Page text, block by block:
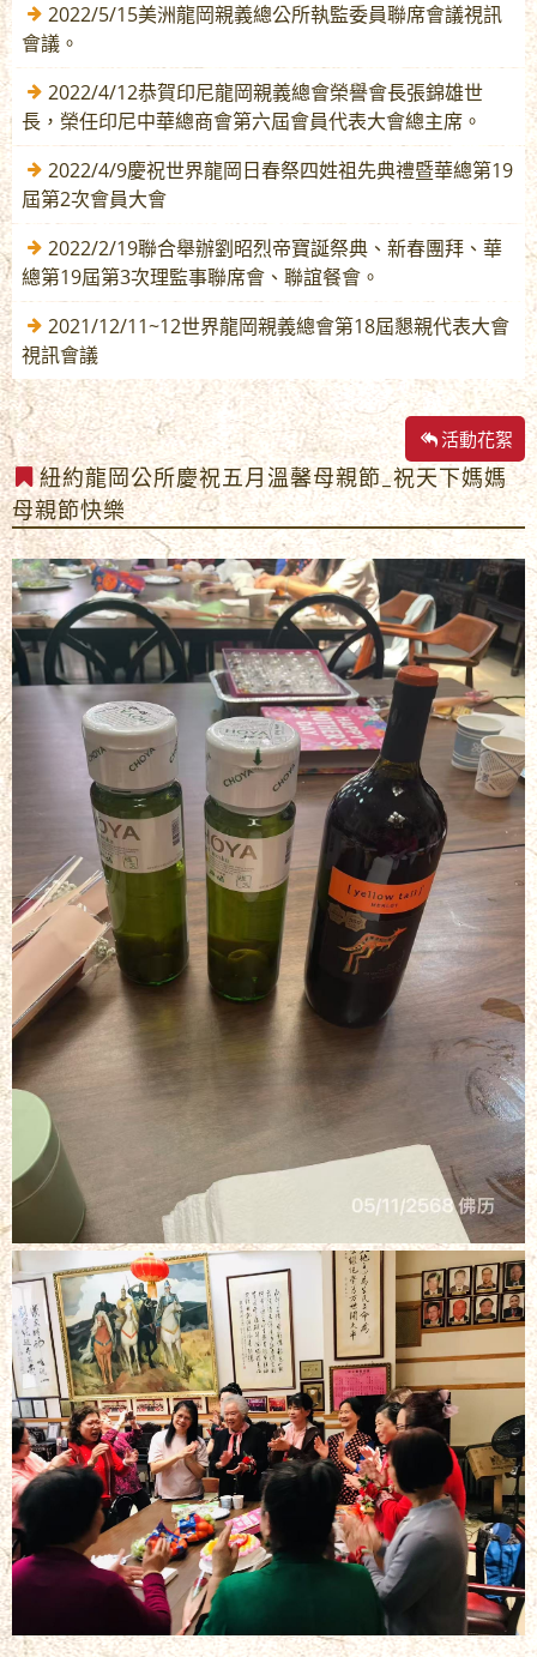
2022/5/15美洲龍岡親義總公所執監委員聯席會議視訊
會議。
2022/4/12恭賀印尼龍岡親義總會榮譽會長張錦雄世
長，榮任印尼中華總商會第六屆會員代表大會總主席。
2022/4/9慶祝世界龍岡日春祭四姓祖先典禮暨華總第19
屆第2次會員大會
2022/2/19聯合舉辦劉昭烈帝寶誕祭典、新春團拜、華
總第19屆第3次理監事聯席會、聯誼餐會。
2021/12/11~12世界龍岡親義總會第18屆懇親代表大會
視訊會議
活動花絮
紐約龍岡公所慶祝五月溫馨母親節_祝天下媽媽
母親節快樂